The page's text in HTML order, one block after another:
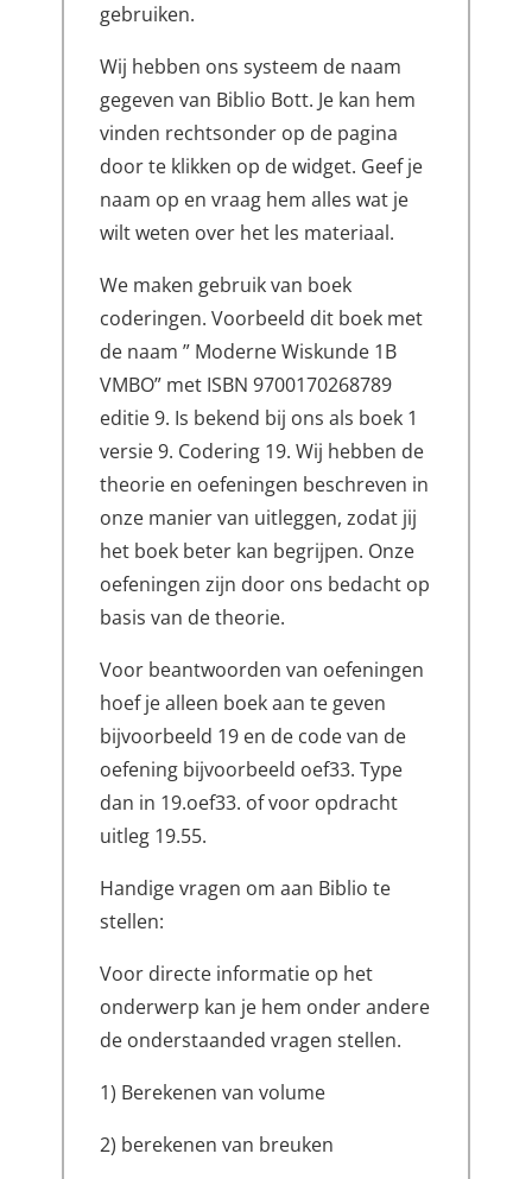
gebruiken.
Wij hebben ons systeem de naam
gegeven van Biblio Bott. Je kan hem
vinden rechtsonder op de pagina
door te klikken op de widget. Geef je
naam op en vraag hem alles wat je
wilt weten over het les materiaal.
We maken gebruik van boek
coderingen. Voorbeeld dit boek met
de naam ” Moderne Wiskunde 1B
VMBO” met ISBN 9700170268789
editie 9. Is bekend bij ons als boek 1
versie 9. Codering 19. Wij hebben de
theorie en oefeningen beschreven in
onze manier van uitleggen, zodat jij
het boek beter kan begrijpen. Onze
oefeningen zijn door ons bedacht op
basis van de theorie.
Voor beantwoorden van oefeningen
hoef je alleen boek aan te geven
bijvoorbeeld 19 en de code van de
oefening bijvoorbeeld oef33. Type
dan in 19.oef33. of voor opdracht
uitleg 19.55.
Handige vragen om aan Biblio te
stellen:
Voor directe informatie op het
onderwerp kan je hem onder andere
de onderstaanded vragen stellen.
1) Berekenen van volume
2) berekenen van breuken